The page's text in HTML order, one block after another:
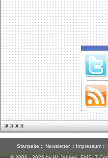
Startseite :: Newsletter :: Impressum ::